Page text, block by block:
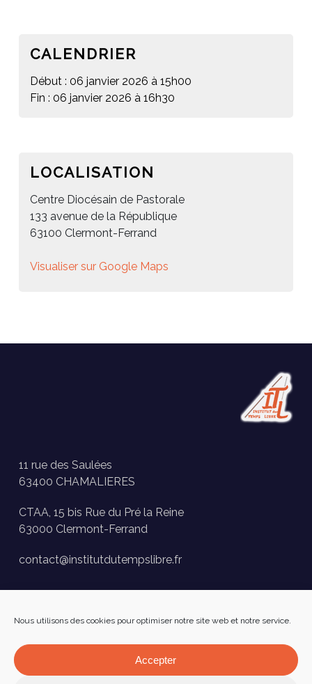
Nous utilisons des cookies pour optimiser notre site web et notre service.
Accepter
CALENDRIER
Début : 06 janvier 2026 à 15h00
Fin : 06 janvier 2026 à 16h30
LOCALISATION
Centre Diocésain de Pastorale
133 avenue de la République
63100 Clermont-Ferrand
Visualiser sur Google Maps
11 rue des Saulées
63400 CHAMALIERES
CTAA, 15 bis Rue du Pré la Reine
63000 Clermont-Ferrand
contact@institutdutempslibre.fr
Presse
FAQ